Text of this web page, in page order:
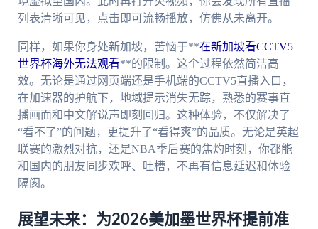
列表清晰可见，点击即可流畅播放，仿佛从未离开。
同样，如果你身处新加坡，苦恼于**在新加坡看CCTV5
世界杯海外无法观看**的限制。这个过程依然简洁高
效。无论是通过网页端还是手机端的CCTV5直播入口，
在加速器的护航下，地域提示消失无踪，熟悉的赛事直
播画面和中文解说声即刻回归。这种体验，不仅解决了
“看不了”的问题，更提升了“看得爽”的品质。无论是英超
联赛的激烈对抗，还是NBA季后赛的焦灼时刻，你都能
和国内的朋友同步欢呼、吐槽，不再有信息延迟和体验
隔阂。
展望未来：为2026美加墨世界杯提前准